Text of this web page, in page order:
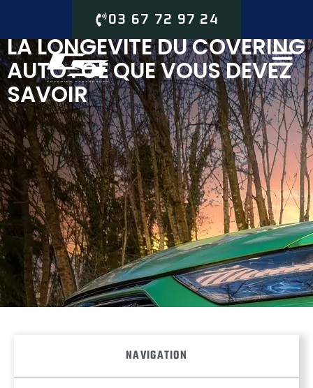
LA LONGÉVITÉ DU COVERING
AUTO : CE QUE VOUS DEVEZ
SAVOIR
NAVIGATION
03 67 72 97 24